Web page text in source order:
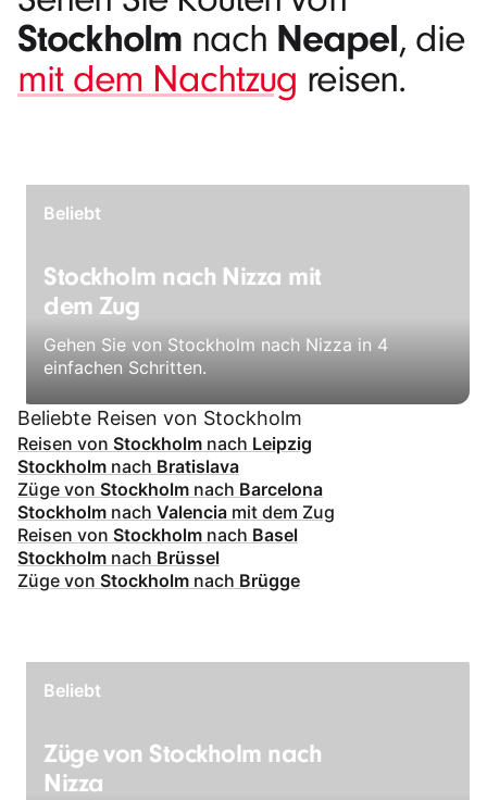
Stockholm nach Neapel, die
mit dem Nachtzug reisen.
Beliebt
Stockholm nach Nizza mit
dem Zug
Gehen Sie von Stockholm nach Nizza in 4
einfachen Schritten.
Beliebte Reisen von Stockholm
Reisen von Stockholm nach Leipzig
Stockholm nach Bratislava
Züge von Stockholm nach Barcelona
Stockholm nach Valencia mit dem Zug
Reisen von Stockholm nach Basel
Stockholm nach Brüssel
Züge von Stockholm nach Brügge
Beliebt
Züge von Stockholm nach
Nizza